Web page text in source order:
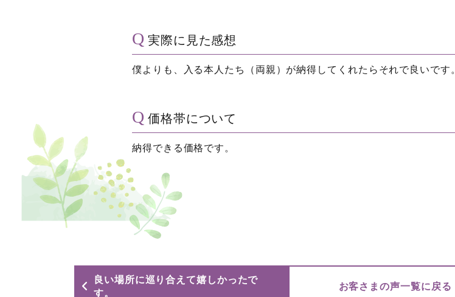
実際に見た感想
僕よりも、入る本人たち（両親）が納得してくれたらそれで良いです。
価格帯について
納得できる価格です。
良い場所に巡り合えて嬉しかったで
す。
お客さまの声一覧に戻る